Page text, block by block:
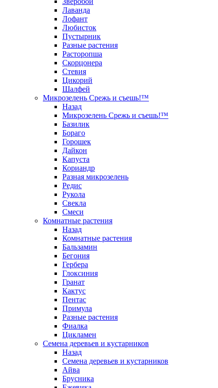
Лаванда
Лофант
Любисток
Пустырник
Разные растения
Расторопша
Скорцонера
Стевия
Цикорий
Шалфей
Микрозелень Срежь и съешь!™
Назад
Микрозелень Срежь и съешь!™
Базилик
Бораго
Горошек
Дайкон
Капуста
Кориандр
Разная микрозелень
Редис
Рукола
Свекла
Смеси
Комнатные растения
Назад
Комнатные растения
Бальзамин
Бегония
Гербера
Глоксиния
Гранат
Кактус
Пентас
Примула
Разные растения
Фиалка
Цикламен
Семена деревьев и кустарников
Назад
Семена деревьев и кустарников
Айва
Брусника